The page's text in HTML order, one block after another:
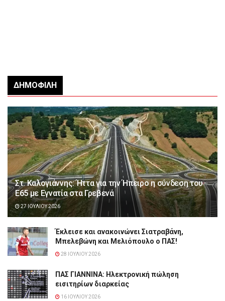
ΔΗΜΟΦΙΛΉ
Στ. Καλογιάννης: Ήττα για την Ήπειρο η σύνδεση του
Ε65 με Εγνατία στα Γρεβενά
27 ΙΟΥΛΊΟΥ 2026
Έκλεισε και ανακοινώνει Σιατραβάνη,
Μπελεβώνη και Μελιόπουλο ο ΠΑΣ!
28 ΙΟΥΛΊΟΥ 2026
ΠΑΣ ΓΙΑΝΝΙΝΑ: Hλεκτρονική πώληση
εισιτηρίων διαρκείας
16 ΙΟΥΛΊΟΥ 2026